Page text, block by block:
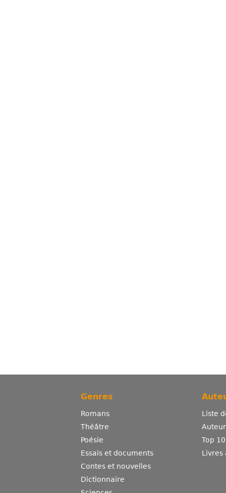
Genres
Romans
Théâtre
Poésie
Essais et documents
Contes et nouvelles
Dictionnaire
Liste
Top
Livres